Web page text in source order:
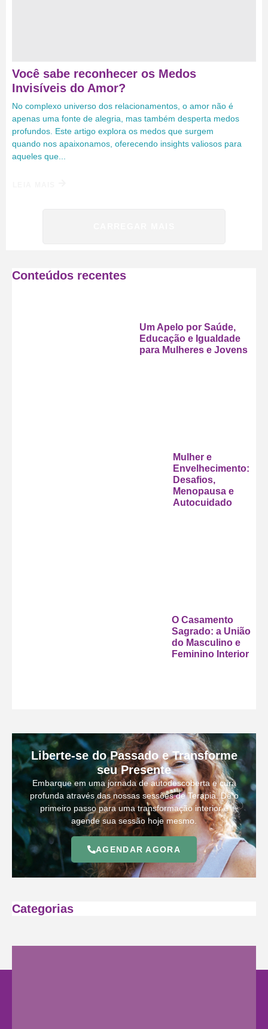
Você sabe reconhecer os Medos
Invisíveis do Amor?
No complexo universo dos relacionamentos, o amor não é
apenas uma fonte de alegria, mas também desperta medos
profundos. Este artigo explora os medos que surgem
quando nos apaixonamos, oferecendo insights valiosos para
aqueles que...
Conteúdos recentes
Um Apelo por Saúde,
Educação e Igualdade
para Mulheres e Jovens
Mulher e
Envelhecimento:
Desafios,
Menopausa e
Autocuidado
O Casamento
Sagrado: a União
do Masculino e
Feminino Interior
Liberte-se do Passado e Transforme
seu Presente
Embarque em uma jornada de autodescoberta e cura
profunda através das nossas sessões de Terapia. Dê o
primeiro passo para uma transformação interior e
agende sua sessão hoje mesmo.
AGENDAR AGORA
Categorias